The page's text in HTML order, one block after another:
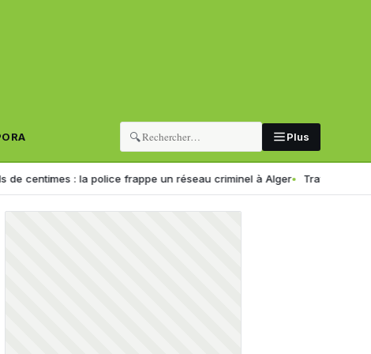
🔍 Plus
: la police frappe un réseau criminel à Alger Trafic de drogue en